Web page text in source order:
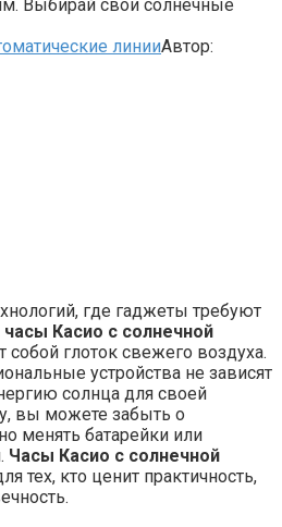
Выбирай свои солнечные
линииАвтор:
где гаджеты требуют
часы Касио с солнечной
собой глоток свежего воздуха.
устройства не зависят
солнца для своей
вы можете забыть о
менять батарейки или
Часы Касио с солнечной
тех, кто ценит практичность,